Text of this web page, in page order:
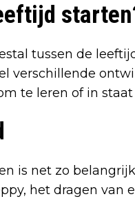
tussen de
verschillende
te leren of in
is net zo
het dragen van